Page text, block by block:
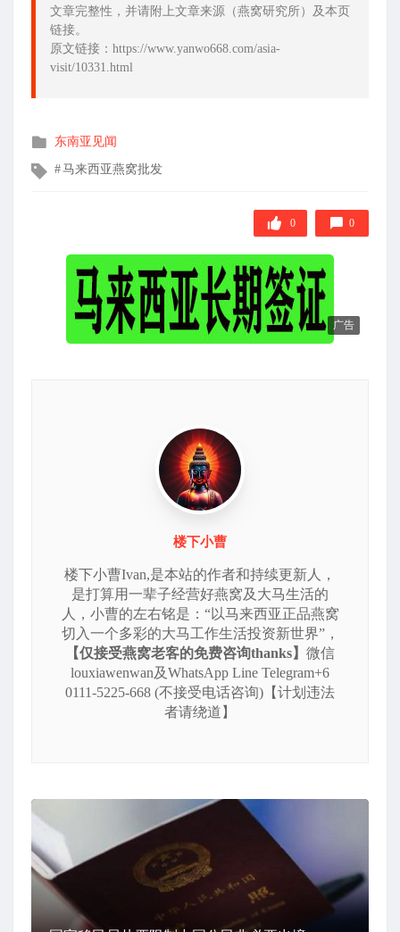
文章完整性，并请附上文章来源（燕窝研究所）及本页
链接。
原文链接：https://www.yanwo668.com/asia-
visit/10331.html
发
在
东南亚见闻
文马来西亚燕窝批发
0 0
广告
楼下小曹
楼下小曹Ivan,是本站的作者和持续更新人，
是打算用一辈子经营好燕窝及大马生活的
人，小曹的左右铭是：“以马来西亚正品燕窝
切入一个多彩的大马工作生活投资新世界”，
【仅接受燕窝老客的免费咨询thanks】 微信
louxiawenwan及WhatsApp Line Telegram+6
0111-5225-668 (不接受电话咨询)【计划违法
者请绕道】